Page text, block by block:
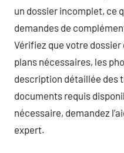
un dossier incomplet, ce
demandes de
Vérifiez que votre
plans nécessaires, les
description détaillée des
documents requis
nécessaire, demandez
expert.